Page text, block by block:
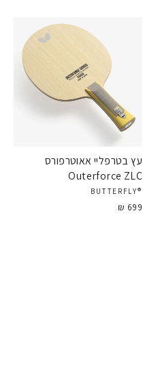
עץ בטרפליי אאוטרפורס
Outerforce ZLC
®BUTTERFLY
699 ₪